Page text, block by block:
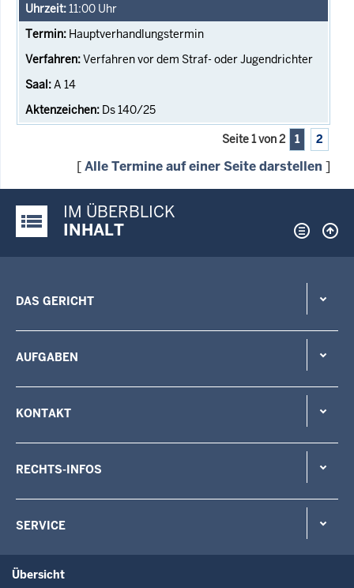
11:00 Uhr
Hauptverhandlungstermin
Verfahren vor dem Straf- oder Jugendrichter
A 14
Ds 140/25
Seite 1 von 2 1 2
[Alle Termine auf einer Seite darstellen ]
Justiz-Portal im Überblick:
IM ÜBERBLICK
INHALT
DAS GERICHT
AUFGABEN
KONTAKT
RECHTS-INFOS
SERVICE
Übersicht